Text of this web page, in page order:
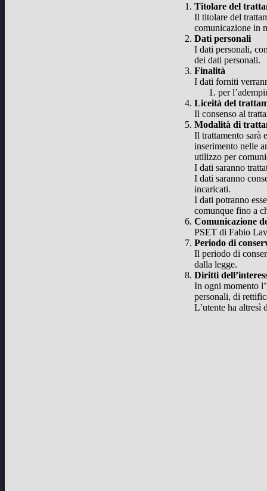
Titolare del
Il titolare del
comunicazione in
Dati personali
I dati personali,
dei dati personali.
Finalità
I dati forniti
per
Liceità del
Il consenso al
Modalità di
Il trattamento sarà
inserimento nelle
utilizzo per
I dati saranno
I dati saranno
incaricati.
I dati potranno
comunque fino a
Comunicazione
PSET di Fabio
Periodo di
Il periodo di
dalla legge.
Diritti
In ogni momento
personali, di
L’utente ha altresì